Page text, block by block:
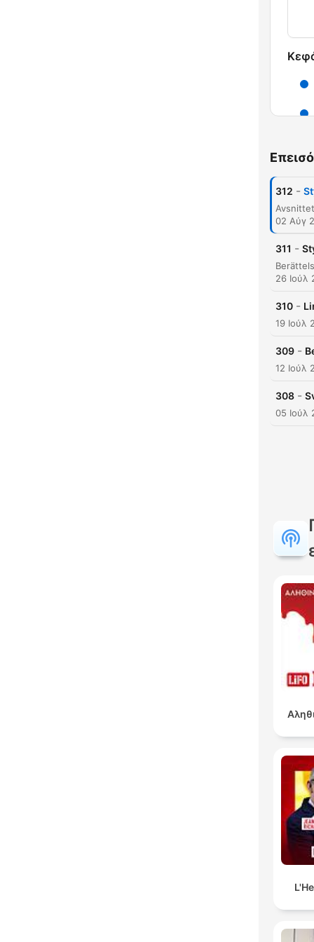
312 -
02 Αύγ
311 -
26 Ιούλ
310 -
19 Ιούλ
309 -
12 Ιούλ
308 -
05 Ιούλ